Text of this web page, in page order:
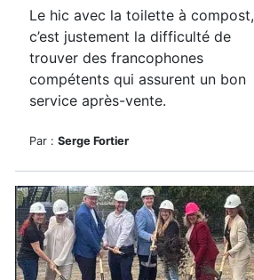
Le hic avec la toilette à compost,
c’est justement la difficulté de
trouver des francophones
compétents qui assurent un bon
service après-vente.
Par : Serge Fortier